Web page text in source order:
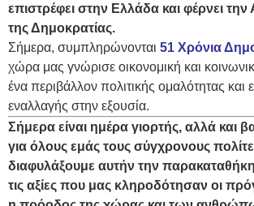
επιστρέφει στην Ελλάδα και φέρνει
της Δημοκρατίας.
Σήμερα, συμπληρώνονται 51 Χρόνια
χώρα μας γνώρισε οικονομική και
ένα περιβάλλον πολιτικής ομαλότητας και
εναλλαγής στην εξουσία.
Σήμερα είναι ημέρα γιορτής, αλλά και
για όλους εμάς τους σύγχρονους
διαφυλάξουμε αυτήν την παρακαταθήκη,
τις αξίες που μας κληροδότησαν οι